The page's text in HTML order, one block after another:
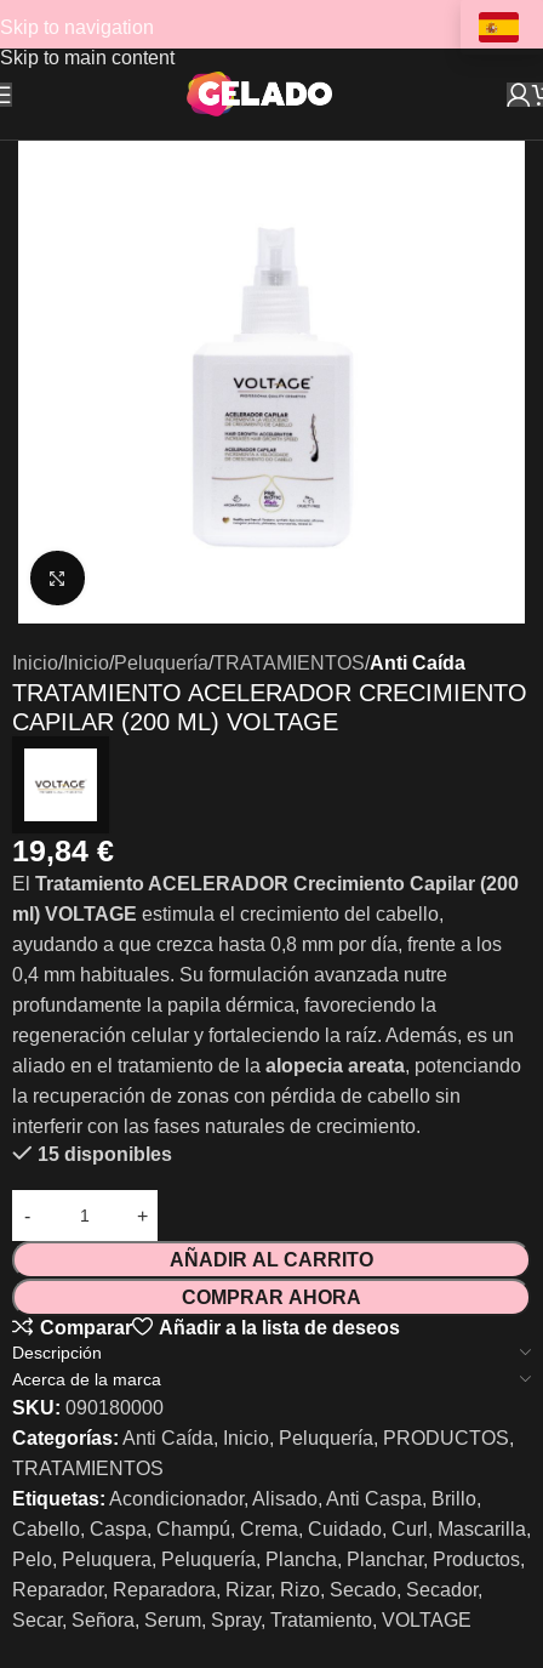
Skip to navigation
Skip to main content
Clic para ampliar
Inicio Inicio Peluquería TRATAMIENTOS Anti Caída
TRATAMIENTO ACELERADOR CRECIMIENTO
CAPILAR (200 ML) VOLTAGE
19,84 €
El Tratamiento ACELERADOR Crecimiento Capilar (200
ml) VOLTAGE estimula el crecimiento del cabello,
ayudando a que crezca hasta 0,8 mm por día, frente a los
0,4 mm habituales. Su formulación avanzada nutre
profundamente la papila dérmica, favoreciendo la
regeneración celular y fortaleciendo la raíz. Además, es un
aliado en el tratamiento de la alopecia areata, potenciando
la recuperación de zonas con pérdida de cabello sin
interferir con las fases naturales de crecimiento.
15 disponibles
AÑADIR AL CARRITO
COMPRAR AHORA
Comparar
Añadir a la lista de deseos
Descripción
Acerca de la marca
SKU: 090180000
Categorías: Anti Caída, Inicio, Peluquería, PRODUCTOS,
TRATAMIENTOS
Etiquetas: Acondicionador, Alisado, Anti Caspa, Brillo,
Cabello, Caspa, Champú, Crema, Cuidado, Curl , Mascarilla,
Pelo, Peluquera, Peluquería, Plancha, Planchar, Productos,
Reparador, Reparadora, Rizar, Rizo, Secado, Secador,
Secar, Señora, Serum, Spray, Tratamiento, VOLTAGE